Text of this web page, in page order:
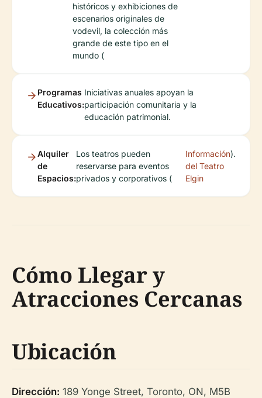
históricos y exhibiciones de
escenarios originales de
vodevil, la colección más
grande de este tipo en el
mundo (
Programas
Educativos:
Iniciativas anuales apoyan la
participación comunitaria y la
educación patrimonial.
Alquiler
de
Espacios:
Los teatros pueden
reservarse para eventos
privados y corporativos (
Información
del Teatro
Elgin
).
Cómo Llegar y
Atracciones Cercanas
Ubicación
Dirección: 189 Yonge Street, Toronto, ON, M5B